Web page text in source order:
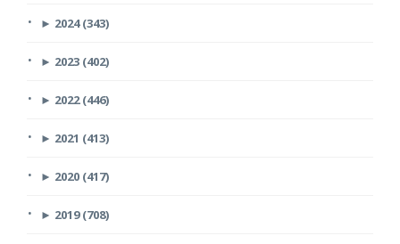
► 2024 (343)
► 2023 (402)
► 2022 (446)
► 2021 (413)
► 2020 (417)
► 2019 (708)